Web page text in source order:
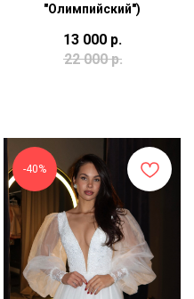
"Олимпийский")
13 000 р.
22 000 р.
-40%